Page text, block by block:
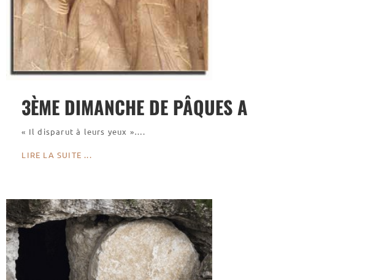
3ÈME DIMANCHE DE PÂQUES A
« Il disparut à leurs yeux »….
LIRE LA SUITE ...